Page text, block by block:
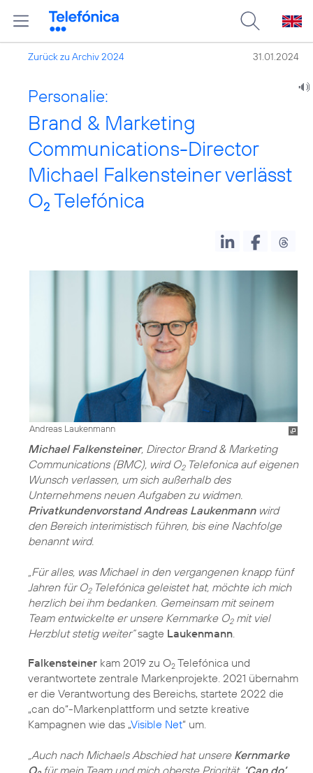
Zurück zu Archiv 2024 31.01.2024
Personalie:
Brand & Marketing
Communications-Director
Michael Falkensteiner verlässt
O2 Telefónica
Andreas Laukenmann
Michael Falkensteiner, Director Brand & Marketing
Communications (BMC), wird O2Telefonica auf eigenen
Wunsch verlassen, um sich außerhalb des
Unternehmens neuen Aufgaben zu widmen.
Privatkundenvorstand Andreas Laukenmannwird
den Bereich interimistisch führen, bis eine Nachfolge
benannt wird.
„Für alles, was Michael in den vergangenen knapp fünf
Jahren für O2Telefónica geleistet hat, möchte ich mich
herzlich bei ihm bedanken. Gemeinsam mit seinem
Team entwickelte er unsere Kernmarke O2mit viel
Herzblut stetig weiter“sagte Laukenmann
Falkensteiner kam 2019 zu O2 Telefónica und
verantwortete zentrale Markenprojekte. 2021 übernahm
er die Verantwortung des Bereichs, startete 2022 die
„can do“-Markenplattform und setzte kreative
Kampagnen wie das „Visible Net“ um.
„Auch nach Michaels Abschied hat unsere Kernmarke
O für mein Team und mich oberste Priorität. ‘Can do’